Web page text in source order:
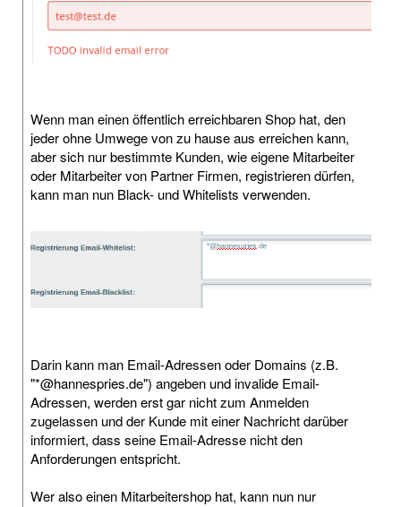
Wenn man einen öffentlich erreichbaren Shop hat, den
jeder ohne Umwege von zu hause aus erreichen kann,
aber sich nur bestimmte Kunden, wie eigene Mitarbeiter
oder Mitarbeiter von Partner Firmen, registrieren dürfen,
kann man nun Black- und Whitelists verwenden.
Darin kann man Email-Adressen oder Domains (z.B.
"*@hannespries.de") angeben und invalide Email-
Adressen, werden erst gar nicht zum Anmelden
zugelassen und der Kunde mit einer Nachricht darüber
informiert, dass seine Email-Adresse nicht den
Anforderungen entspricht.
Wer also einen Mitarbeitershop hat, kann nun nur